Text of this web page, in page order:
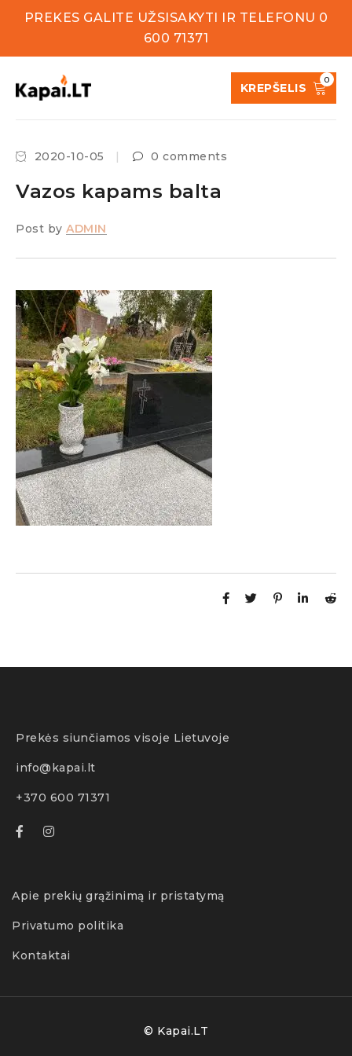
PREKES GALITE UŽSISAKYTI IR TELEFONU 0
600 71371
KREPŠELIS
0
2020-10-05 0 comments
Vazos kapams balta
Post by ADMIN
Prekės siunčiamos visoje Lietuvoje
info@kapai.lt
+370 600 71371
Apie prekių grąžinimą ir pristatymą
Privatumo politika
Kontaktai
© Kapai.LT